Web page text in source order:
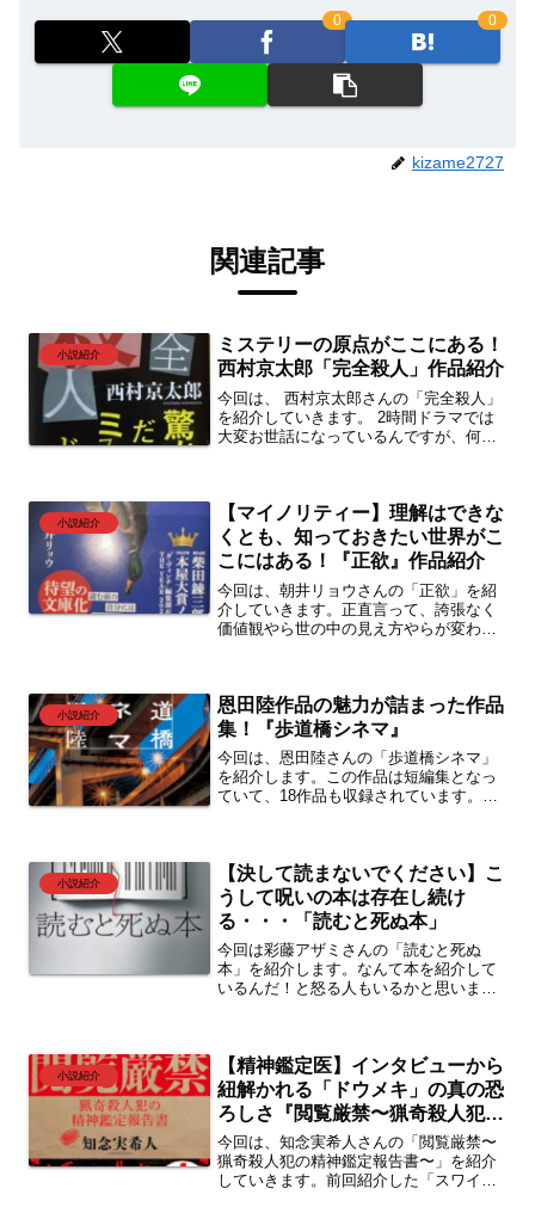
0 0
kizame2727
関連記事
小説紹介
ミステリーの原点がここにある！
西村京太郎「完全殺人」作品紹介
今回は、 西村京太郎さんの「完全殺人」
を紹介していきます。 2時間ドラマでは
大変お世話になっているんですが、何気
ったと思います。ぜひ読んでみてくださ
い。
小説紹介
【マイノリティー】理解はできな
くとも、知っておきたい世界がこ
こにはある！『正欲』作品紹介
今回は、朝井リョウさんの「正欲」を紹
介していきます。正直言って、誇張なく
価値観やら世の中の見え方やらが変わる
しんでいる人がいるんだということを知
るきっかけになると思います。ぜひ読ん
でいってください。
小説紹介
恩田陸作品の魅力が詰まった作品
集！『歩道橋シネマ』
今回は、恩田陸さんの「歩道橋シネマ」
を紹介します。この作品は短編集となっ
ていて、18作品も収録されています。多
てください。
小説紹介
【決して読まないでください】こ
うして呪いの本は存在し続け
る・・・「読むと死ぬ本」
今回は彩藤アザミさんの「読むと死ぬ
本」を紹介します。なんて本を紹介して
いるんだ！と怒る人もいるかと思いま
うと思い、紹介することにしました。申
し訳ありませんが自己責任で読んでいた
だきたく思います。
小説紹介
【精神鑑定医】インタビューから
紐解かれる「ドウメキ」の真の恐
ろしさ『閲覧厳禁〜猟奇殺人犯の
精神鑑定報告書〜』
今回は、知念実希人さんの「閲覧厳禁〜
猟奇殺人犯の精神鑑定報告書〜」を紹介
していきます。前回紹介した「スワイプ